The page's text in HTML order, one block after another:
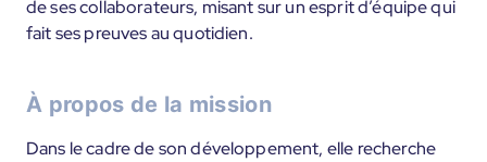
de ses collaborateurs, misant sur un esprit d’équipe qui
fait ses preuves au quotidien.
À propos de la mission
Dans le cadre de son développement, elle recherche